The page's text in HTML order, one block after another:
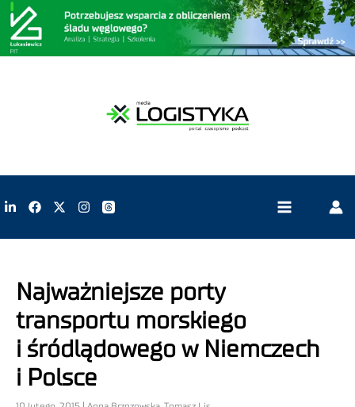
Najważniejsze porty
transportu morskiego
i śródlądowego w Niemczech
i Polsce